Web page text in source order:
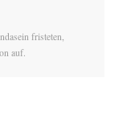
fristeten,
auf.